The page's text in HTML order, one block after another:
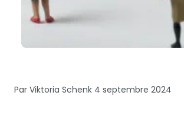
Par Viktoria Schenk 4 septembre 2024